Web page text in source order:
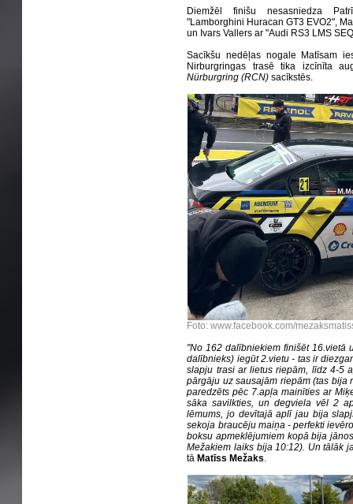
Diemžēl finišu nesasniedza
"Lamborghini Huracan GT3 EVO2",
un Ivars Vallers ar "Audi RS3 LMS
Sacīkšu nedēļas nogale Matīsam
Nirburgringas trasē tika izcīnīta
Nürburgring (RCN)sacīkstēs.
Foto: www.facebook.com/
"No 162 dalībniekiem finišēt 16.vietā
dalībnieks) iegūt 2.vietu - tas ir
slapju trasi ar lietus riepām, līdz 4-5
pārgāju uz sausajām riepām (tas bija
paredzēts pēc 7.apļa mainīties ar
sāka savilkties, un degviela vēl 2
lēmums, jo devītajā aplī jau bija
sekoja braucēju maiņa - perfekti
boksu apmeklējumiem kopā bija
Mežakiem laiks bija 10:12). Un tālāk
tā Matīss Mežaks.